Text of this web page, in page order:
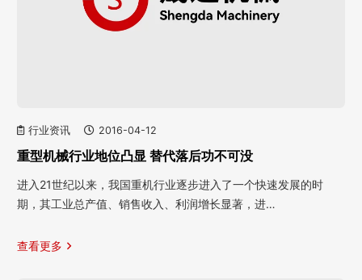
行业资讯 2016-04-12
重型机械行业地位凸显 替代落后功不可没
进入21世纪以来，我国重机行业逐步进入了一个快速发展的时
期，其工业总产值、销售收入、利润增长显著，进…
查看更多